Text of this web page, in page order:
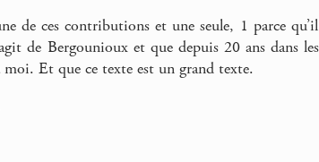
de ces contributions et une seule, 1 parce
de Bergounioux et que depuis 20 ans dans
Et que ce texte est un grand texte.